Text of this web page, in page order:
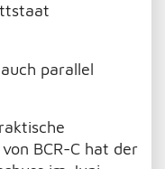
parallel
BCR-C hat der